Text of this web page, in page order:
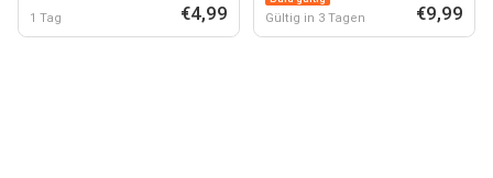
1 Tag €4,99 Gültig in 3 Tagen €9,99